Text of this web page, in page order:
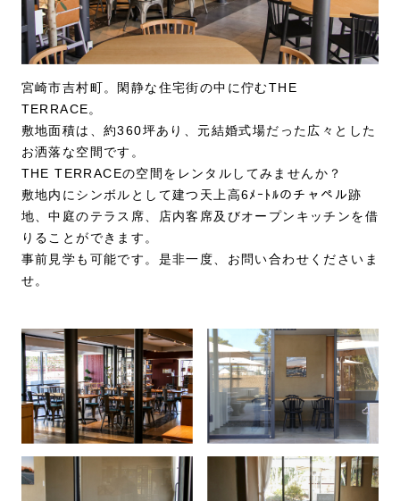
宮崎市吉村町。閑静な住宅街の中に佇むTHE
TERRACE。
敷地面積は、約360坪あり、元結婚式場だった広々とした
お洒落な空間です。
THE TERRACEの空間をレンタルしてみませんか？
敷地内にシンボルとして建つ天上高6ﾒｰﾄﾙのチャペル跡
地、中庭のテラス席、店内客席及びオープンキッチンを借
りることができます。
事前見学も可能です。是非一度、お問い合わせくださいま
せ。